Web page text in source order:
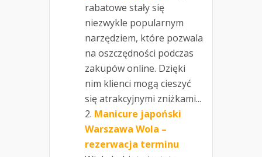
rabatowe stały się
niezwykle popularnym
narzędziem, które pozwala
na oszczędności podczas
zakupów online. Dzięki
nim klienci mogą cieszyć
się atrakcyjnymi zniżkami...
Manicure japoński
Warszawa Wola –
rezerwacja terminu